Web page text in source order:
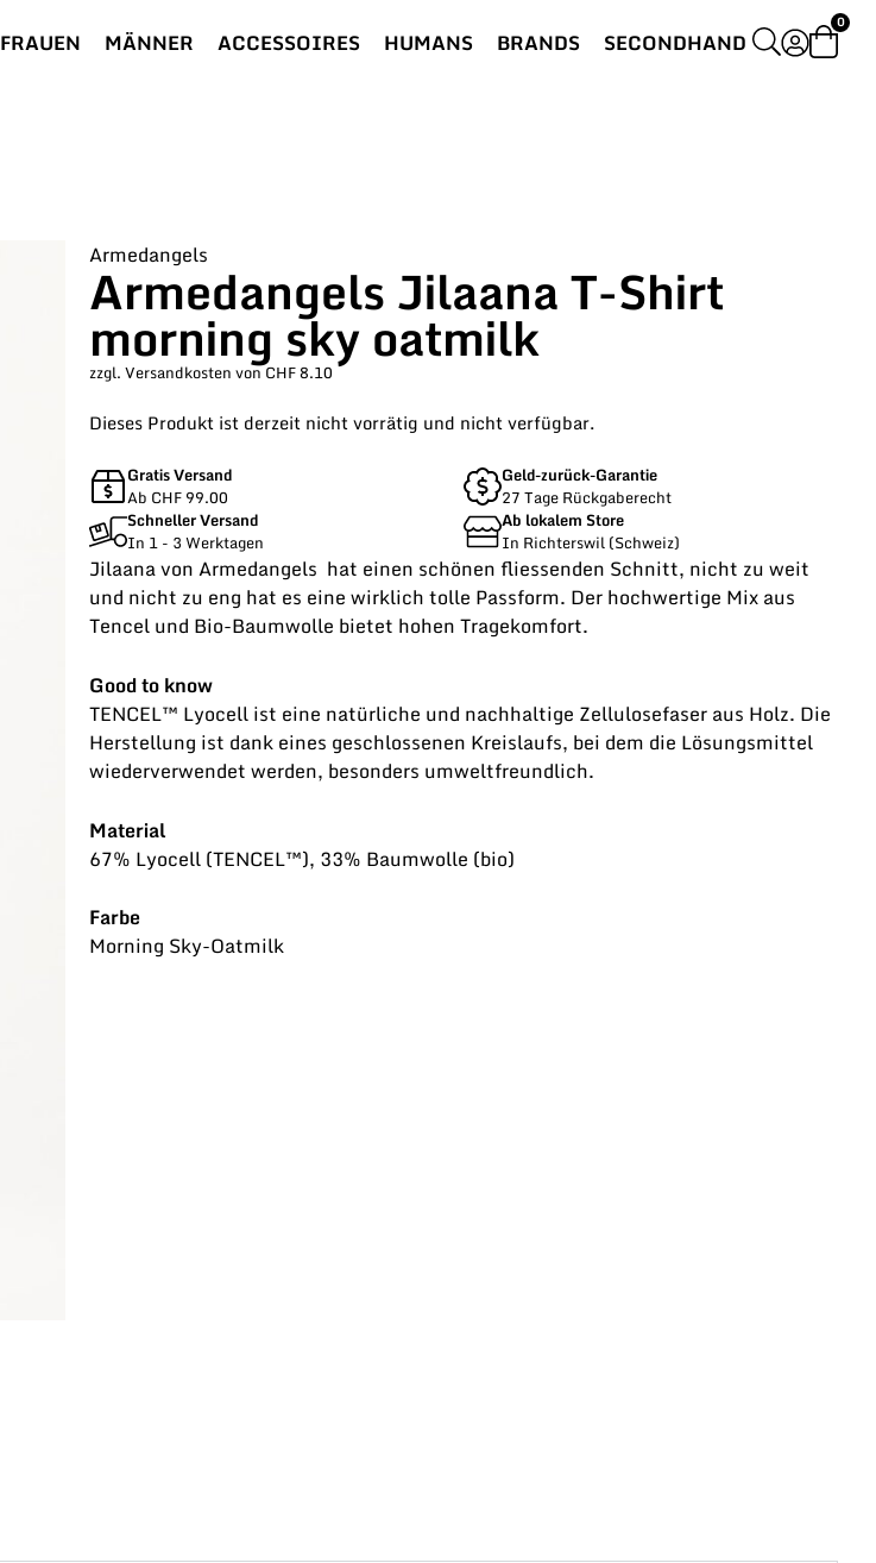
FRAUEN MÄNNER ACCESSOIRES HUMANS BRANDS SECONDHAND
0
Armedangels
Armedangels Jilaana T-Shirt
morning sky oatmilk
zzgl. Versandkosten von CHF 8.10
Dieses Produkt ist derzeit nicht vorrätig und nicht verfügbar.
Gratis Versand
Ab CHF 99.00
Geld-zurück-Garantie
27 Tage Rückgaberecht
Schneller Versand
In 1 - 3 Werktagen
Ab lokalem Store
In Richterswil (Schweiz)
Jilaana von Armedangels hat einen schönen fliessenden Schnitt, nicht zu weit
und nicht zu eng hat es eine wirklich tolle Passform. Der hochwertige Mix aus
Tencel und Bio-Baumwolle bietet hohen Tragekomfort.
Good to know
TENCEL™ Lyocell ist eine natürliche und nachhaltige Zellulosefaser aus Holz. Die
Herstellung ist dank eines geschlossenen Kreislaufs, bei dem die Lösungsmittel
wiederverwendet werden, besonders umweltfreundlich.
Material
67% Lyocell (TENCEL™), 33% Baumwolle (bio)
Farbe
Morning Sky-Oatmilk